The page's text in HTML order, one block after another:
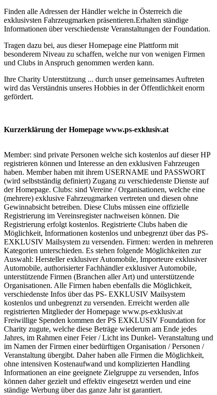
Finden alle Adressen der Händler welche in Österreich die
exklusivsten Fahrzeugmarken präsentieren.Erhalten ständige
Informationen über verschiedenste Veranstaltungen der Foundation.
Tragen dazu bei, aus dieser Homepage eine Plattform mit
besonderem Niveau zu schaffen, welche nur von wenigen Firmen
und Clubs in Anspruch genommen werden kann.
Ihre Charity Unterstützung ... durch unser gemeinsames Auftreten
wird das Verständnis unseres Hobbies in der Öffentlichkeit enorm
gefördert.
Kurzerklärung der Homepage www.ps-exklusiv.at
Member: sind private Personen welche sich kostenlos auf dieser HP
registrieren können und Interesse an den exklusiven Fahrzeugen
haben. Member haben mit ihrem USERNAME und PASSWORT
(wird selbstständig definiert) Zugang zu verschiedenste Dienste auf
der Homepage. Clubs: sind Vereine / Organisationen, welche eine
(mehrere) exklusive Fahrzeugmarken vertreten und diesen ohne
Gewinnabsicht betreiben. Diese Clubs müssen eine offizielle
Registrierung im Vereinsregister nachweisen können. Die
Registrierung erfolgt kostenlos. Registrierte Clubs haben die
Möglichkeit, Informationen kostenlos und unbegrenzt über das PS-
EXKLUSIV Mailsystem zu versenden. Firmen: werden in mehreren
Kategorien unterschieden. Es stehen folgende Möglichkeiten zur
Auswahl: Hersteller exklusiver Automobile, Importeure exklusiver
Automobile, authorisierter Fachhändler exklusiver Automobile,
unterstützende Firmen (Branchen aller Art) und unterstützende
Organisationen. Alle Firmen haben ebenfalls die Möglichkeit,
verschiedenste Infos über das PS- EXKLUSIV Mailsystem
kostenlos und unbegrenzt zu versenden. Erreicht werden alle
registrierten Mitglieder der Homepage www.ps-exklusiv.at
Freiwillige Spenden kommen der PS EXKLUSIV Foundation for
Charity zugute, welche diese Beträge wiederum am Ende jedes
Jahres, im Rahmen einer Feier / Licht ins Dunkel- Veranstaltung und
im Namen der Firmen einer bedürftigen Organisation / Personen /
Veranstaltung übergibt. Daher haben alle Firmen die Möglichkeit,
ohne intensiven Kostenaufwand und komplizierten Handling
Informationen an eine geeignete Zielgruppe zu versenden, Infos
können daher gezielt und effektiv eingesetzt werden und eine
ständige Werbung über das ganze Jahr ist garantiert.